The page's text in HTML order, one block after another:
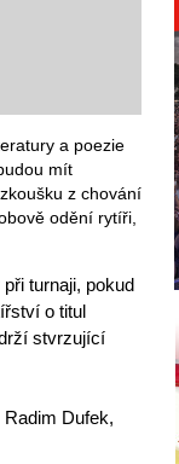
a poezie
mít
z chování
odění rytíři,
turnaji, pokud
o titul
stvrzující
Dufek,